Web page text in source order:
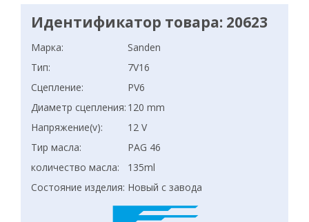
Идентификатор товара: 20623
Марка:
Sanden
Тип:
7V16
Сцепление:
PV6
Диаметр сцепления: 120 mm
Напряжение(v):
12 V
Тир масла:
PAG 46
количество масла:
135ml
Состояние изделия: Новый с завода